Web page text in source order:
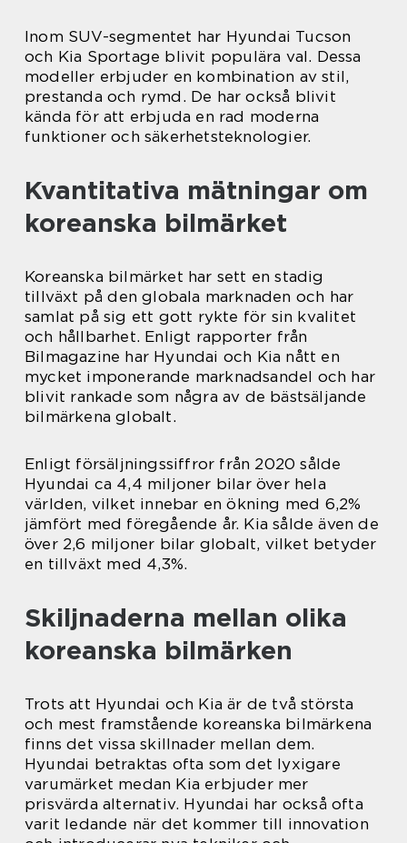
Inom SUV-segmentet har Hyundai Tucson
och Kia Sportage blivit populära val. Dessa
modeller erbjuder en kombination av stil,
prestanda och rymd. De har också blivit
kända för att erbjuda en rad moderna
funktioner och säkerhetsteknologier.
Kvantitativa mätningar om
koreanska bilmärket
Koreanska bilmärket har sett en stadig
tillväxt på den globala marknaden och har
samlat på sig ett gott rykte för sin kvalitet
och hållbarhet. Enligt rapporter från
Bilmagazine har Hyundai och Kia nått en
mycket imponerande marknadsandel och har
blivit rankade som några av de bästsäljande
bilmärkena globalt.
Enligt försäljningssiffror från 2020 sålde
Hyundai ca 4,4 miljoner bilar över hela
världen, vilket innebar en ökning med 6,2%
jämfört med föregående år. Kia sålde även de
över 2,6 miljoner bilar globalt, vilket betyder
en tillväxt med 4,3%.
Skiljnaderna mellan olika
koreanska bilmärken
Trots att Hyundai och Kia är de två största
och mest framstående koreanska bilmärkena
finns det vissa skillnader mellan dem.
Hyundai betraktas ofta som det lyxigare
varumärket medan Kia erbjuder mer
prisvärda alternativ. Hyundai har också ofta
varit ledande när det kommer till innovation